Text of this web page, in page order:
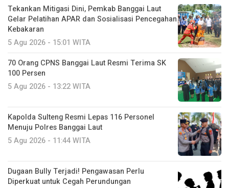
Tekankan Mitigasi Dini, Pemkab Banggai Laut
Gelar Pelatihan APAR dan Sosialisasi Pencegahan
Kebakaran
5 Agu 2026 - 15:01 WITA
70 Orang CPNS Banggai Laut Resmi Terima SK
100 Persen
5 Agu 2026 - 13:22 WITA
Kapolda Sulteng Resmi Lepas 116 Personel
Menuju Polres Banggai Laut
5 Agu 2026 - 11:44 WITA
Dugaan Bully Terjadi! Pengawasan Perlu
Diperkuat untuk Cegah Perundungan